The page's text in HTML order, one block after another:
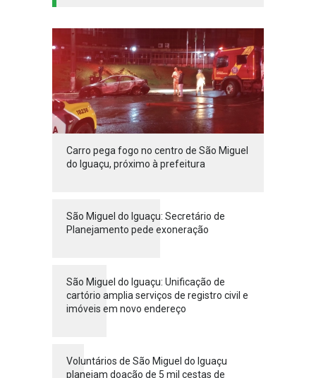
Carro pega fogo no centro de São Miguel
do Iguaçu, próximo à prefeitura
São Miguel do Iguaçu: Secretário de
Planejamento pede exoneração
São Miguel do Iguaçu: Unificação de
cartório amplia serviços de registro civil e
imóveis em novo endereço
Voluntários de São Miguel do Iguaçu
planejam doação de 5 mil cestas de